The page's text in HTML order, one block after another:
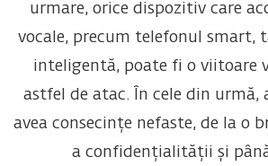
urmare, orice dispozitiv care
vocale, precum telefonul smart,
inteligentă, poate fi o viitoare
astfel de atac. În cele din urmă,
avea consecințe nefaste, de la o
a confidențialității și